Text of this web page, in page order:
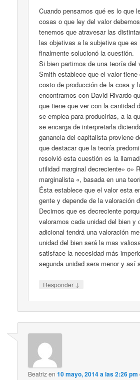
Cuando pensamos qué es lo que
cosas o que ley del valor
tenemos que atravesar las
las objetivas a la subjetiva que es
finalmente solucionó la cuestión.
Si bien partimos de una teoría del
Smith establece que el valor tiene
costo de producción de la cosa y
encontramos con David Rivardo
que tiene que ver con la cantidad
se emplea para producirlas, a la
se encarga de interpretarla
ganancia del capitalista proviene
que destacar que la teoría
resolvió esta cuestión es la
utilidad marginal decreciente» o»
marginalista «, basada en una
Ésta establece que el valor esta
gente y depende de la valoración
Decimos que es decreciente
valoramos cada unidad del bien y
adicional tendrá una valoración
unidad del bien será la mas
satisface la necesidad más
segunda unidad sera menor y así
Responder ↓
Beatrizen10 mayo, 2014 a las 2:26 pm